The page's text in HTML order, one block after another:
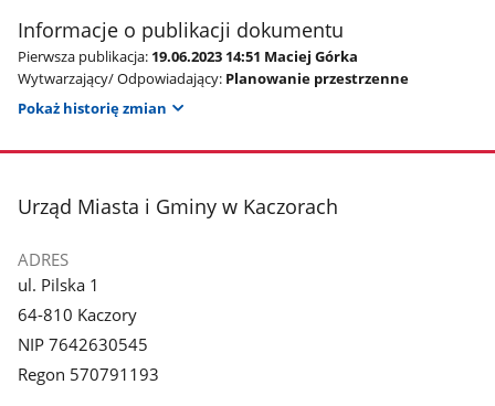
Informacje o publikacji dokumentu
Pierwsza publikacja: 19.06.2023 14:51 Maciej Górka
Wytwarzający/ Odpowiadający: Planowanie przestrzenne
Pokaż historię zmian
stopka
Urząd Miasta i Gminy w Kaczorach
ADRES
ul. Pilska 1
64-810 Kaczory
NIP 7642630545
Regon 570791193